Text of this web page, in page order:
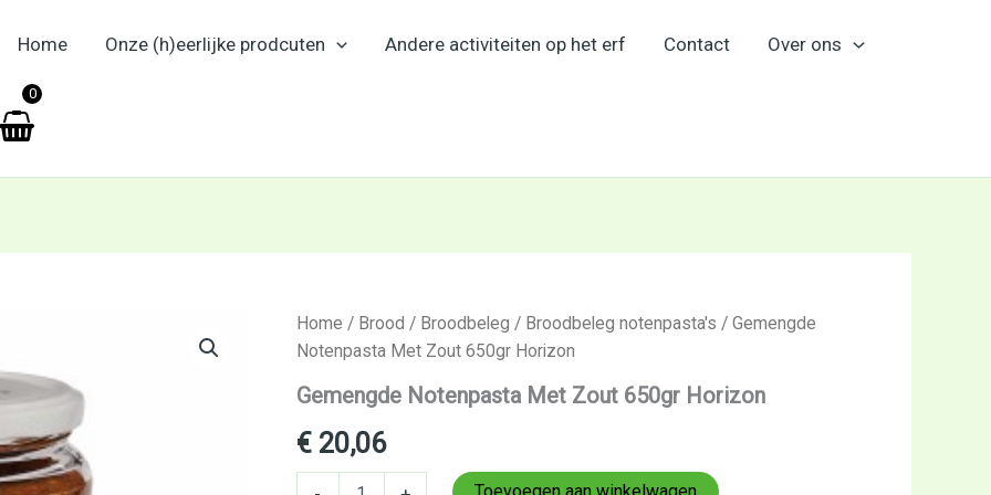
Home Onze (h)eerlijke prodcuten Andere activiteiten op het erf Contact Over ons
0
Home / Brood / Broodbeleg / Broodbeleg notenpasta's / Gemengde
Notenpasta Met Zout 650gr Horizon
Gemengde Notenpasta Met Zout 650gr Horizon
€20,06
Gemengde
Notenpasta
Zout
650gr
Horizon
aantal